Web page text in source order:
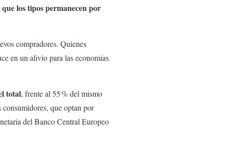
los tipos permanecen por
compradores. Quienes
en un alivio para las economías
total, frente al 55 % del mismo
que optan por
del Banco Central Europeo